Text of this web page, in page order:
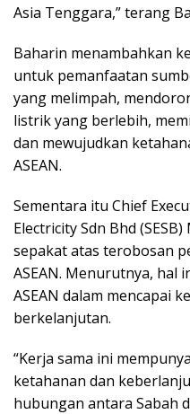
Asia Tenggara,” terang
Baharin menambahkan
untuk pemanfaatan
yang melimpah,
listrik yang berlebih,
dan mewujudkan
ASEAN.
Sementara itu Chief
Electricity Sdn Bhd
sepakat atas terobosan
ASEAN. Menurutnya, hal
ASEAN dalam mencapai
berkelanjutan.
“Kerja sama ini
ketahanan dan
hubungan antara Sabah